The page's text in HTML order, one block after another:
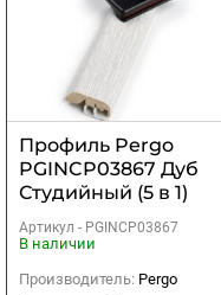
Профиль Pergo
PGINCP03867 Дуб
Студийный (5 в 1)
Артикул - PGINCP03867
В наличии
Производитель: Pergo